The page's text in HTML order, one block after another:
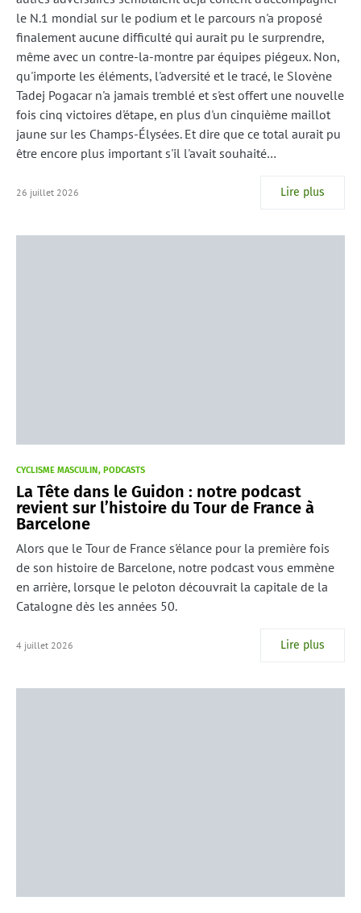
le N.1 mondial sur le podium et le parcours n'a proposé
finalement aucune difficulté qui aurait pu le surprendre,
même avec un contre-la-montre par équipes piégeux. Non,
qu'importe les éléments, l'adversité et le tracé, le Slovène
Tadej Pogacar n'a jamais tremblé et s'est offert une nouvelle
fois cinq victoires d'étape, en plus d'un cinquième maillot
jaune sur les Champs-Élysées. Et dire que ce total aurait pu
être encore plus important s'il l'avait souhaité…
26 juillet 2026 Lire plus
CYCLISME MASCULIN PODCASTS
La Tête dans le Guidon : notre podcast
revient sur l’histoire du Tour de France à
Barcelone
Alors que le Tour de France s'élance pour la première fois
de son histoire de Barcelone, notre podcast vous emmène
en arrière, lorsque le peloton découvrait la capitale de la
Catalogne dès les années 50.
4 juillet 2026 Lire plus